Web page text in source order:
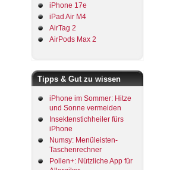
iPhone 17e
iPad Air M4
AirTag 2
AirPods Max 2
Tipps & Gut zu wissen
iPhone im Sommer: Hitze
und Sonne vermeiden
Insektenstichheiler fürs
iPhone
Numsy: Menüleisten-
Taschenrechner
Pollen+: Nützliche App für